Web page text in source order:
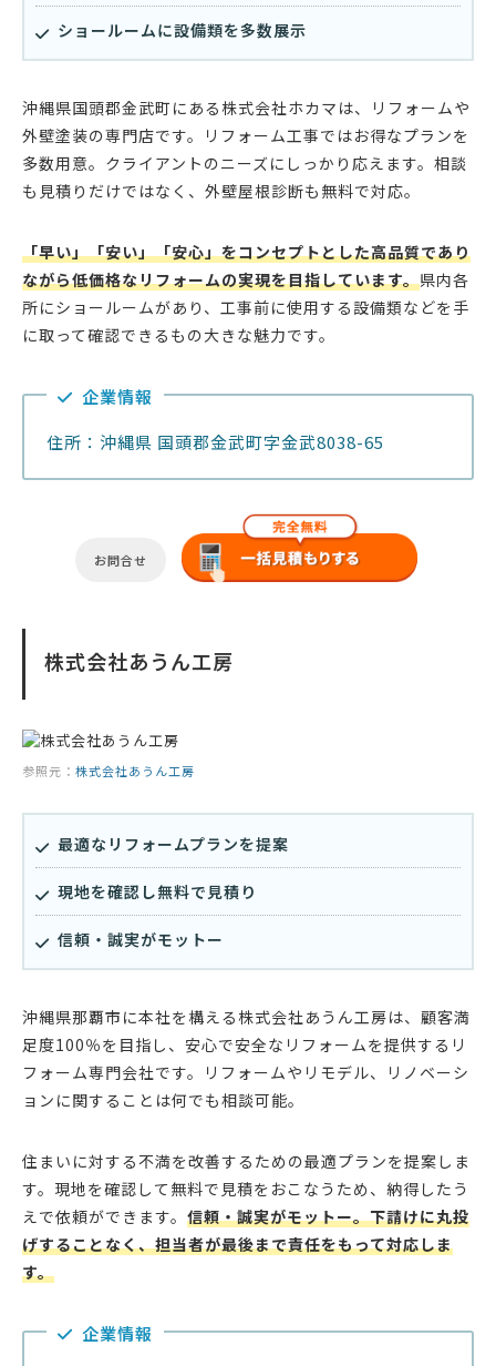
ショールームに設備類を多数展示
沖縄県国頭郡金武町にある株式会社ホカマは、リフォームや
外壁塗装の専門店です。リフォーム工事ではお得なプランを
多数用意。クライアントのニーズにしっかり応えます。相談
も見積りだけではなく、外壁屋根診断も無料で対応。
「早い」「安い」「安心」をコンセプトとした高品質であり
ながら低価格なリフォームの実現を目指しています。県内各
所にショールームがあり、工事前に使用する設備類などを手
に取って確認できるもの大きな魅力です。
企業情報
住所：沖縄県 国頭郡金武町字金武8038-65
お問合せ
株式会社あうん工房
参照元： 株式会社あうん工房
最適なリフォームプランを提案
現地を確認し無料で見積り
信頼・誠実がモットー
沖縄県那覇市に本社を構える株式会社あうん工房は、顧客満
足度100％を目指し、安心で安全なリフォームを提供するリ
フォーム専門会社です。リフォームやリモデル、リノベーシ
ョンに関することは何でも相談可能。
住まいに対する不満を改善するための最適プランを提案しま
す。現地を確認して無料で見積をおこなうため、納得したう
えで依頼ができます。 信頼・誠実がモットー。下請けに丸投
げすることなく、担当者が最後まで責任をもって対応しま
す。
企業情報